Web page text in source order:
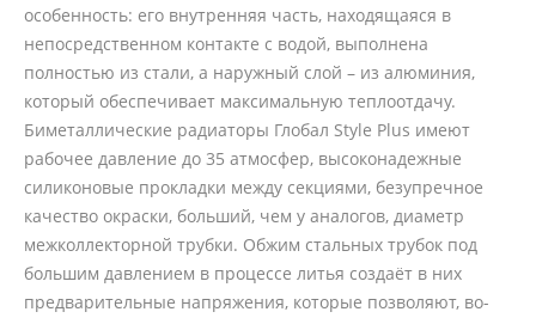
особенность: его внутренняя часть, находящаяся в
непосредственном контакте с водой, выполнена
полностью из стали, а наружный слой – из алюминия,
который обеспечивает максимальную теплоотдачу.
Биметаллические радиаторы Глобал Style Plus имеют
рабочее давление до 35 атмосфер, высоконадежные
силиконовые прокладки между секциями, безупречное
качество окраски, больший, чем у аналогов, диаметр
межколлекторной трубки. Обжим стальных трубок под
большим давлением в процессе литья создаёт в них
предварительные напряжения, которые позволяют, во-